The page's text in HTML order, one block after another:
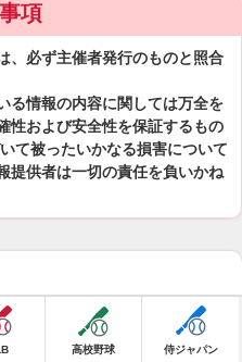
項
、必ず主催者発行のものと照合
る情報の内容に関しては万全を
性および安全性を保証するもの
て被ったいかなる損害について
提供者は一切の責任を負いかね
高校野球 侍ジャパン